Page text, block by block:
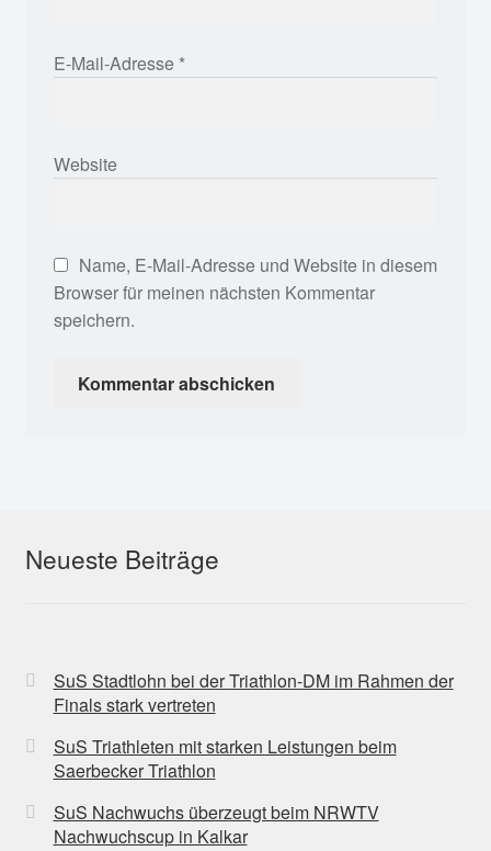
E-Mail-Adresse *
Website
Name, E-Mail-Adresse und Website in diesem
Browser für meinen nächsten Kommentar
speichern.
Neueste Beiträge
SuS Stadtlohn bei der Triathlon-DM im Rahmen der
Finals stark vertreten
SuS Triathleten mit starken Leistungen beim
Saerbecker Triathlon
SuS Nachwuchs überzeugt beim NRWTV
Nachwuchscup in Kalkar